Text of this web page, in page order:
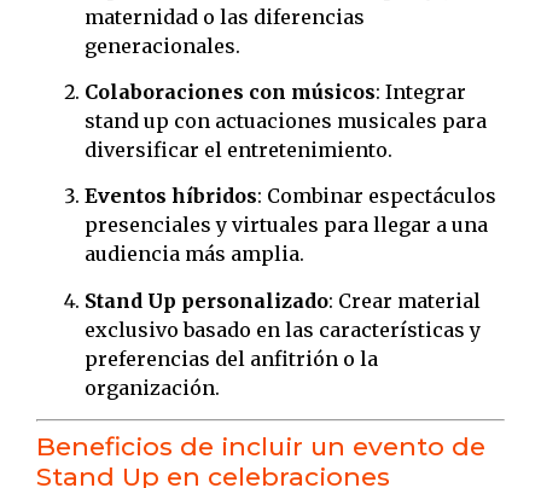
maternidad o las diferencias
generacionales.
Colaboraciones con músicos: Integrar
stand up con actuaciones musicales para
diversificar el entretenimiento.
Eventos híbridos: Combinar espectáculos
presenciales y virtuales para llegar a una
audiencia más amplia.
Stand Up personalizado: Crear material
exclusivo basado en las características y
preferencias del anfitrión o la
organización.
Beneficios de incluir un evento de
Stand Up en celebraciones